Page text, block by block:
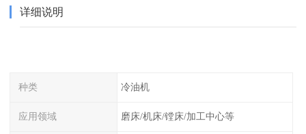
详细说明
种类 冷油机
应用领域 磨床/机床/镗床/加工中心等